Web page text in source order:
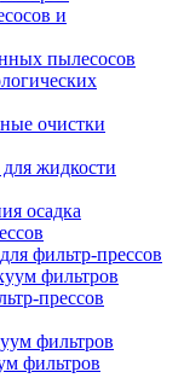
и
пылесосов
очистки
жидкости
осадка
фильтр-прессов
фильтров
прессов
фильтров
фильтров